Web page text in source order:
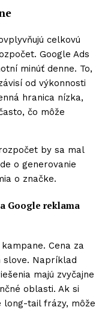
celkovú
Google Ads
minúť denne. To,
od výkonnosti
hranica nízka,
čo môže
by sa mal
o generovanie
o značke.
Google reklama
Cena za
slove. Napríklad
majú zvyčajne
oblasti. Ak si
long-tail frázy, môže